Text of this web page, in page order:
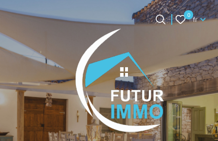
0 Langue
fr
0 Langue